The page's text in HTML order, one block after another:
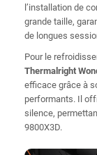
l’installation de
grande taille,
de longues
Pour le
Thermalright
efficace grâce à
performants. Il
silence,
9800X3D.